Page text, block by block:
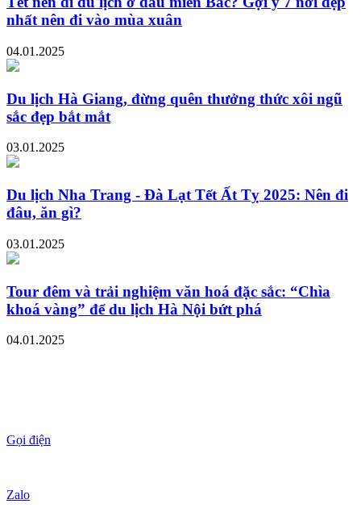
nhất nên đi vào mùa xuân
04.01.2025
Du lịch Hà Giang, đừng quên thưởng thức xôi ngũ
sắc đẹp bắt mắt
03.01.2025
Du lịch Nha Trang - Đà Lạt Tết Ất Tỵ 2025: Nên đi
đâu, ăn gì?
03.01.2025
Tour đêm và trải nghiệm văn hoá đặc sắc: “Chìa
khoá vàng” để du lịch Hà Nội bứt phá
04.01.2025
Gọi điện
Zalo